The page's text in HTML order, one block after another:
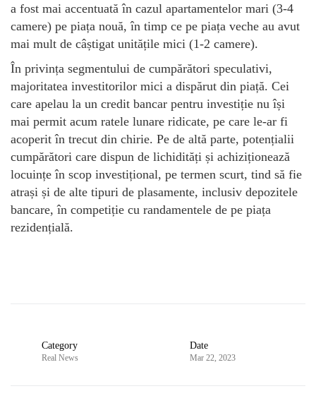
a fost mai accentuată în cazul apartamentelor mari (3-4
camere) pe piața nouă, în timp ce pe piața veche au avut
mai mult de câștigat unitățile mici (1-2 camere).
În privința segmentului de cumpărători speculativi,
majoritatea investitorilor mici a dispărut din piață. Cei
care apelau la un credit bancar pentru investiție nu își
mai permit acum ratele lunare ridicate, pe care le-ar fi
acoperit în trecut din chirie. Pe de altă parte, potențialii
cumpărători care dispun de lichidități și achiziționează
locuințe în scop investițional, pe termen scurt, tind să fie
atrași și de alte tipuri de plasamente, inclusiv depozitele
bancare, în competiție cu randamentele de pe piața
rezidențială.
Category
Real News
Date
Mar 22, 2023